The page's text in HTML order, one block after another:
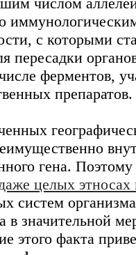
с которыми
пересадки
ферментов,
препаратов.
гена. Поэтому
целых этносах
систем
в значительной
этого факта